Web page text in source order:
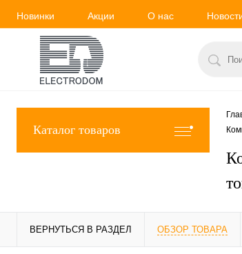
Новинки Акции О нас
Каталог товаров
ВЕРНУТЬСЯ В РАЗДЕЛ ОБЗОР ТОВАРА